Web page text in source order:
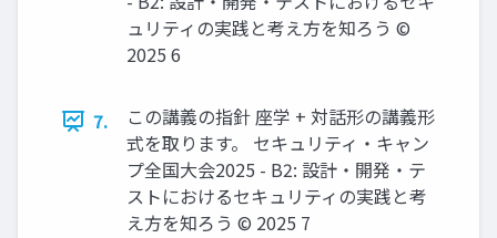
ュリティの実践と考え方を知ろう ©
2025 6
7.
この講義の指針 座学 + 対話形の講義形
式を取ります。 セキュリティ・キャン
プ全国大会2025 - B2: 設計・開発・テ
ストにおけるセキュリティの実践と考
え方を知ろう © 2025 7